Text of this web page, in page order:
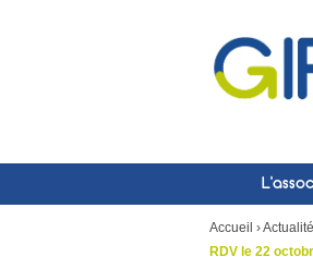
Accueil ›
RDV le 22